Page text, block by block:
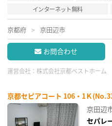
インターネット無料
京都府 京田辺市
お問合わせ
運営会社： 株式会社京都ベストホーム
京都セピアコート 106・1Ｋ
京田辺
セパレ